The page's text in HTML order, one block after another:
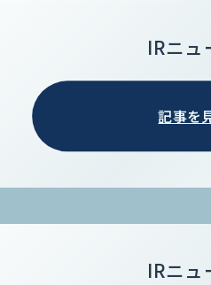
IRニュ
記事を
IRニュ